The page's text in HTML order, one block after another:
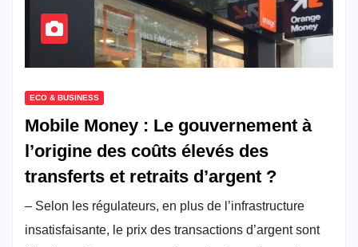
ECO & BUSINESS
Mobile Money : Le gouvernement à
l’origine des coûts élevés des
transferts et retraits d’argent ?
– Selon les régulateurs, en plus de l’infrastructure
insatisfaisante, le prix des transactions d’argent sont